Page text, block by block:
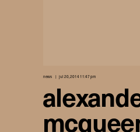
news jul 20, 2014 11:47 pm